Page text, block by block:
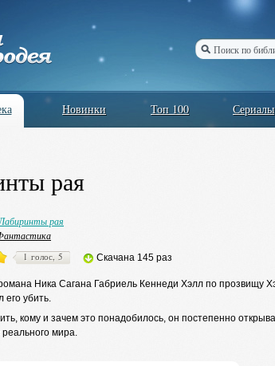
Новинки Топ 100 Сериалы
рая
рая
1 голос, 5 Скачана 145 раз
Ника Сагана Габриель Кеннеди Хэлл по прозвищу
его убить.
кому и зачем это понадобилось, он постепенно
мира.